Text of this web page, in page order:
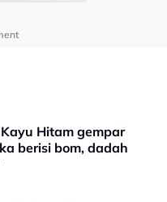
Hitam gempar
berisi bom, dadah